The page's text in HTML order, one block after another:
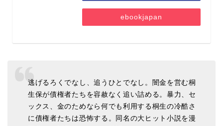
ebookjapan
逃げるろくでなし、追うひとでなし。闇金を営む桐
生保が債権者たちを容赦なく追い詰める。暴力、セ
ックス、金のためなら何でも利用する桐生の冷酷さ
に債権者たちは恐怖する。同名の大ヒット小説を漫